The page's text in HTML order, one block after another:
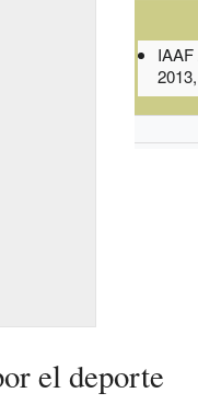
IAAF
el deporte